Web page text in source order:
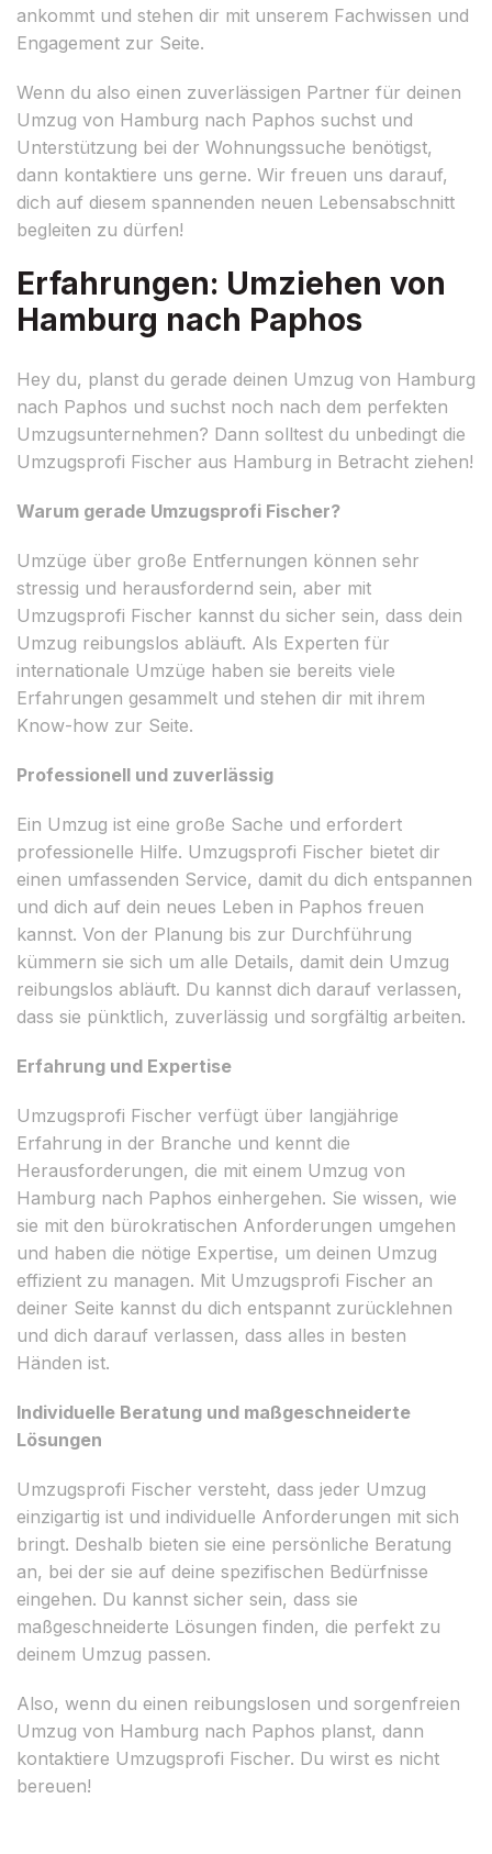
ankommt und stehen dir mit unserem Fachwissen und
Engagement zur Seite.
Wenn du also einen zuverlässigen Partner für deinen
Umzug von Hamburg nach Paphos suchst und
Unterstützung bei der Wohnungssuche benötigst,
dann kontaktiere uns gerne. Wir freuen uns darauf,
dich auf diesem spannenden neuen Lebensabschnitt
begleiten zu dürfen!
Erfahrungen: Umziehen von
Hamburg nach Paphos
Hey du, planst du gerade deinen Umzug von Hamburg
nach Paphos und suchst noch nach dem perfekten
Umzugsunternehmen? Dann solltest du unbedingt die
Umzugsprofi Fischer aus Hamburg in Betracht ziehen!
Warum gerade Umzugsprofi Fischer?
Umzüge über große Entfernungen können sehr
stressig und herausfordernd sein, aber mit
Umzugsprofi Fischer kannst du sicher sein, dass dein
Umzug reibungslos abläuft. Als Experten für
internationale Umzüge haben sie bereits viele
Erfahrungen gesammelt und stehen dir mit ihrem
Know-how zur Seite.
Professionell und zuverlässig
Ein Umzug ist eine große Sache und erfordert
professionelle Hilfe. Umzugsprofi Fischer bietet dir
einen umfassenden Service, damit du dich entspannen
und dich auf dein neues Leben in Paphos freuen
kannst. Von der Planung bis zur Durchführung
kümmern sie sich um alle Details, damit dein Umzug
reibungslos abläuft. Du kannst dich darauf verlassen,
dass sie pünktlich, zuverlässig und sorgfältig arbeiten.
Erfahrung und Expertise
Umzugsprofi Fischer verfügt über langjährige
Erfahrung in der Branche und kennt die
Herausforderungen, die mit einem Umzug von
Hamburg nach Paphos einhergehen. Sie wissen, wie
sie mit den bürokratischen Anforderungen umgehen
und haben die nötige Expertise, um deinen Umzug
effizient zu managen. Mit Umzugsprofi Fischer an
deiner Seite kannst du dich entspannt zurücklehnen
und dich darauf verlassen, dass alles in besten
Händen ist.
Individuelle Beratung und maßgeschneiderte
Lösungen
Umzugsprofi Fischer versteht, dass jeder Umzug
einzigartig ist und individuelle Anforderungen mit sich
bringt. Deshalb bieten sie eine persönliche Beratung
an, bei der sie auf deine spezifischen Bedürfnisse
eingehen. Du kannst sicher sein, dass sie
maßgeschneiderte Lösungen finden, die perfekt zu
deinem Umzug passen.
Also, wenn du einen reibungslosen und sorgenfreien
Umzug von Hamburg nach Paphos planst, dann
kontaktiere Umzugsprofi Fischer. Du wirst es nicht
bereuen!